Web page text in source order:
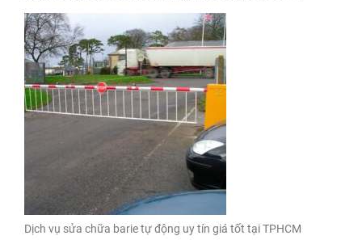
Dịch vụ sửa chữa barie tự động uy tín giá tốt tại TPHCM